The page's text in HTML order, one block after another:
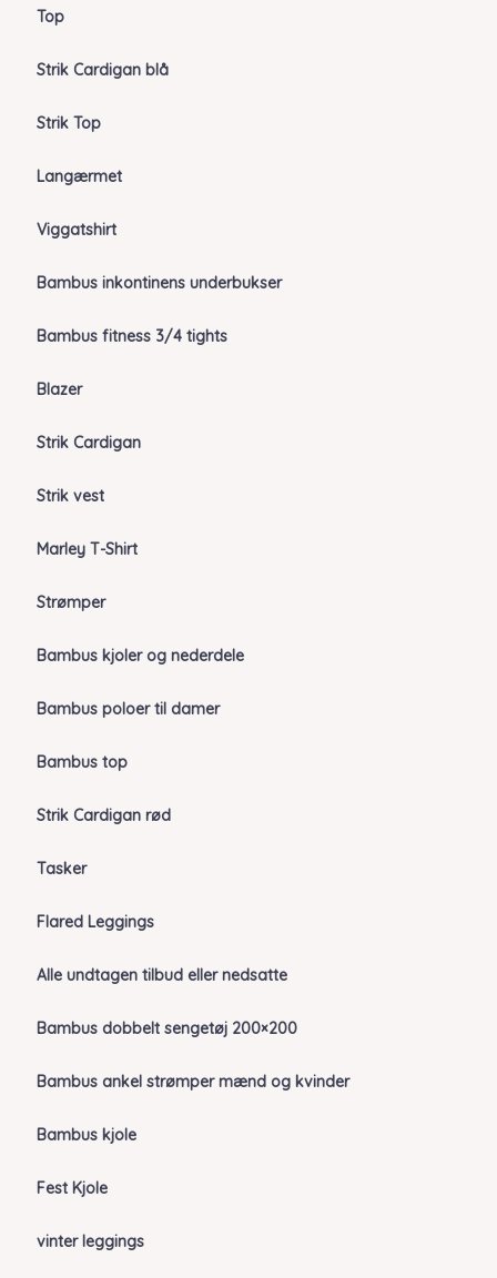
Top
Strik Cardigan blå
Strik Top
Langærmet
Viggatshirt
Bambus inkontinens underbukser
Bambus fitness 3/4 tights
Blazer
Strik Cardigan
Strik vest
Marley T-Shirt
Strømper
Bambus kjoler og nederdele
Bambus poloer til damer
Bambus top
Strik Cardigan rød
Tasker
Flared Leggings
Alle undtagen tilbud eller nedsatte
Bambus dobbelt sengetøj 200×200
Bambus ankel strømper mænd og kvinder
Bambus kjole
Fest Kjole
vinter leggings